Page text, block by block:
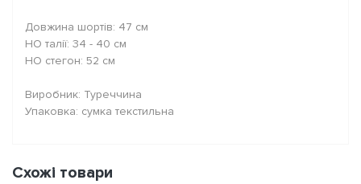
Довжина шортів: 47 см
НО талії: 34 - 40 см
НО стегон: 52 см
Виробник: Туреччина
Упаковка: сумка текстильна
Схожі товари